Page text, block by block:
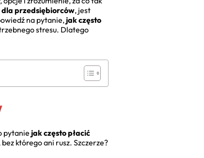
dla przedsiębiorców, jest
na pytanie, jak często
stresu. Dlatego
pytanie jak często płacić
którego ani rusz. Szczerze?